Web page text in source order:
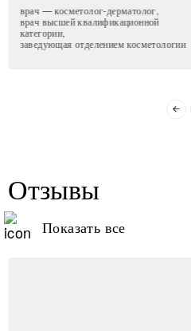
врач — косметолог-дерматолог,
врач высшей квалификационной
категории,
заведующая отделением косметологии
Отзывы
Показать все